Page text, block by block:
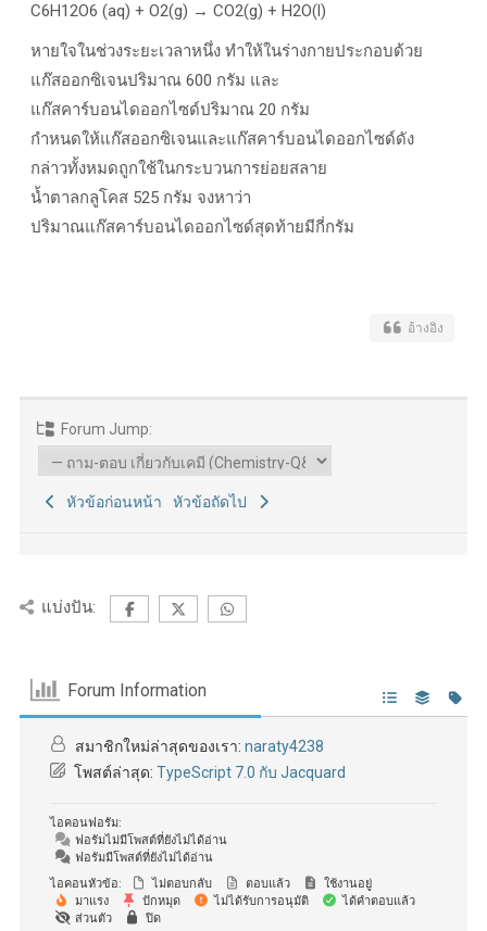
C6H12O6 (aq) + O2(g) → CO2(g) + H2O(l)
หายใจในช่วงระยะเวลาหนึ่ง ทำให้ในร่างกายประกอบด้วย
แก๊สออกซิเจนปริมาณ 600 กรัม และ
แก๊สคาร์บอนไดออกไซด์ปริมาณ 20 กรัม
กำหนดให้แก๊สออกซิเจนและแก๊สคาร์บอนไดออกไซด์ดัง
กล่าวทั้งหมดถูกใช้ในกระบวนการย่อยสลาย
น้ำตาลกลูโคส 525 กรัม จงหาว่า
ปริมาณแก๊สคาร์บอนไดออกไซด์สุดท้ายมีกี่กรัม
อ้างอิง
Forum Jump:
หัวข้อก่อนหน้า หัวข้อถัดไป
แบ่งปัน:
Forum Information
สมาชิกใหม่ล่าสุดของเรา: naraty4238
โพสต์ล่าสุด: TypeScript 7.0 กับ Jacquard
ไอคอนฟอรัม:
ฟอรัมไม่มีโพสต์ที่ยังไม่ได้อ่าน
ฟอรัมมีโพสต์ที่ยังไม่ได้อ่าน
ไอคอนหัวข้อ:
ไม่ตอบกลับ ตอบแล้ว
ใช้งานอยู่
มาแรง
ปักหมุด ไม่ได้รับการอนุมัติ
ได้คำตอบแล้ว
ส่วนตัว
ปิด